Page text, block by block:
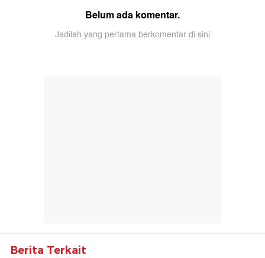
Belum ada komentar.
Jadilah yang pertama berkomentar di sini
Berita Terkait